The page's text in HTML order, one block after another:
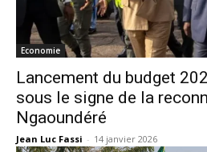
Economie
Lancement du budget
sous le signe de la
Ngaoundéré
Jean Luc Fassi - 14 janvier 2026